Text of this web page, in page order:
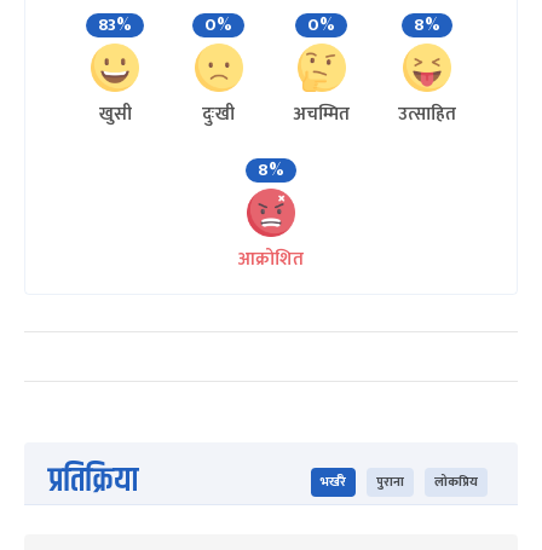
83%
खुसी
0%
दुःखी
0%
अचम्मित
8%
उत्साहित
8%
आक्रोशित
प्रतिक्रिया भर्खरै पुराना लोकप्रिय